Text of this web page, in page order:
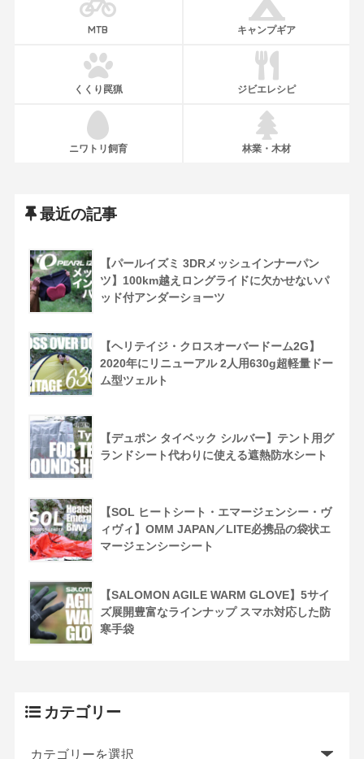
MTB キャンプギア
くくり罠猟 ジビエレシピ
ニワトリ飼育 林業・木材
最近の記事
【パールイズミ 3DRメッシュインナーパン
ツ】100km越えロングライドに欠かせないパ
ッド付アンダーショーツ
【ヘリテイジ・クロスオーバードーム2G】
2020年にリニューアル 2人用630g超軽量ドー
ム型ツェルト
【デュポン タイベック シルバー】テント用グ
ランドシート代わりに使える遮熱防水シート
【SOL ヒートシート・エマージェンシー・ヴ
ィヴィ】OMM JAPAN／LITE必携品の袋状エ
マージェンシーシート
【SALOMON AGILE WARM GLOVE】5サイ
ズ展開豊富なラインナップ スマホ対応した防
寒手袋
カテゴリー